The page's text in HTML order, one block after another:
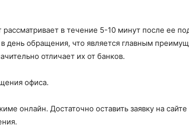
рассматривает в течение 5-10 минут после ее
день обращения, что является главным
отличает их от банков.
офиса.
онлайн. Достаточно оставить заявку на сайте